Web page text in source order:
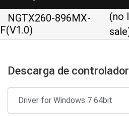
NGTX260-896MX-
F(V1.0)
(no
Descarga de